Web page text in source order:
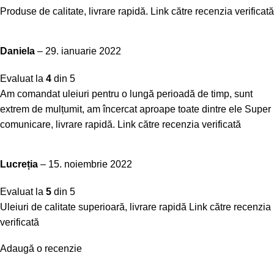
Produse de calitate, livrare rapidă. Link către recenzia verificată
Daniela – 29. ianuarie 2022
Evaluat la 4 din 5
Am comandat uleiuri pentru o lungă perioadă de timp, sunt
extrem de mulțumit, am încercat aproape toate dintre ele Super
comunicare, livrare rapidă. Link către recenzia verificată
Lucreția – 15. noiembrie 2022
Evaluat la 5 din 5
Uleiuri de calitate superioară, livrare rapidă Link către recenzia
verificată
Adaugă o recenzie